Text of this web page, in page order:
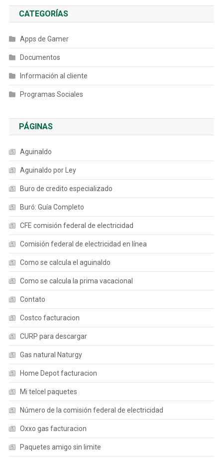
CATEGORÍAS
Apps de Gamer
Documentos
Información al cliente
Programas Sociales
PÁGINAS
Aguinaldo
Aguinaldo por Ley
Buro de credito especializado
Buró: Guía Completo
CFE comisión federal de electricidad
Comisión federal de electricidad en línea
Como se calcula el aguinaldo
Como se calcula la prima vacacional
Contato
Costco facturacion
CURP para descargar
Gas natural Naturgy
Home Depot facturacion
Mi telcel paquetes
Número de la comisión federal de electricidad
Oxxo gas facturacion
Paquetes amigo sin limite